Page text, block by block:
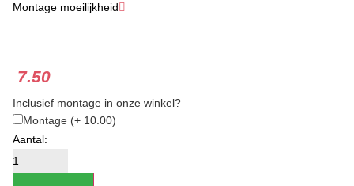
Montage moeilijkheid
★ ★
7.50
Inclusief montage in onze winkel?
Montage (+ 10.00)